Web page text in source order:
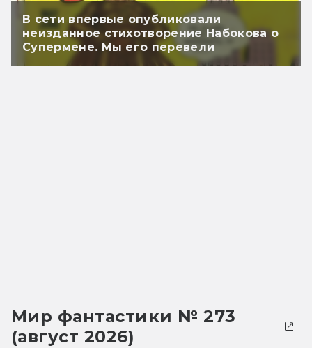
В сети впервые опубликовали
неизданное стихотворение Набокова о
Супермене. Мы его перевели
Мир фантастики № 273
(август 2026)